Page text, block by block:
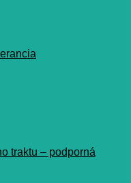
traktu – podporná